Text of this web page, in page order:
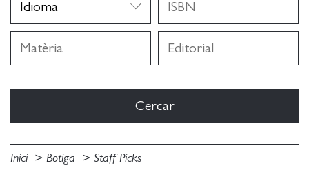
Inici Botiga Staff Picks